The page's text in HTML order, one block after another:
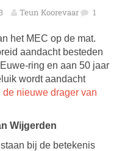
Teun Koorevaar 1
het MEC op de mat.
aandacht besteden
ring en aan 50 jaar
wordt aandacht
nieuwe drager van
Wijgerden
bij de betekenis